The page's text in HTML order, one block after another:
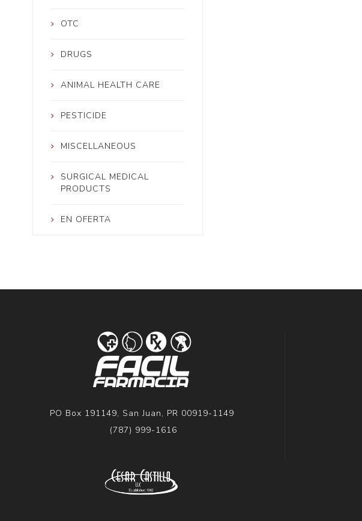
OTC
DRUGS
ANIMAL HEALTH CARE
PESTICIDE
MISCELLANEOUS
SURGICAL MEDICAL
PRODUCTS
EN OFERTA
PO Box 191149, San Juan, PR 00919-1149
(787) 999-1616